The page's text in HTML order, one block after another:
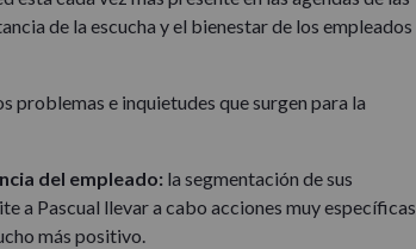
de la escucha y el bienestar de los empleados
problemas e inquietudes que surgen para la
del empleado: la segmentación de sus
a Pascual llevar a cabo acciones muy específicas
más positivo.